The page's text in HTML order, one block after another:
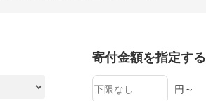
寄付金額を指定する
円～